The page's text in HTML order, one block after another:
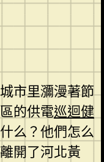
市里瀰漫著節
的供電巡迴健
么？他們怎么
開了河北黃